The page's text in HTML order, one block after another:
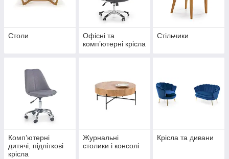
Столи
Офісні та
комп’ютерні крісла
Стільчики
Комп’ютерні
дитячі, підліткові
крісла
Журнальні
столики і консолі
Крісла та дивани